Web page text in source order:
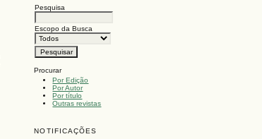
Pesquisa
Escopo da Busca
Procurar
Por Edição
Por Autor
Por título
Outras revistas
NOTIFICAÇÕES